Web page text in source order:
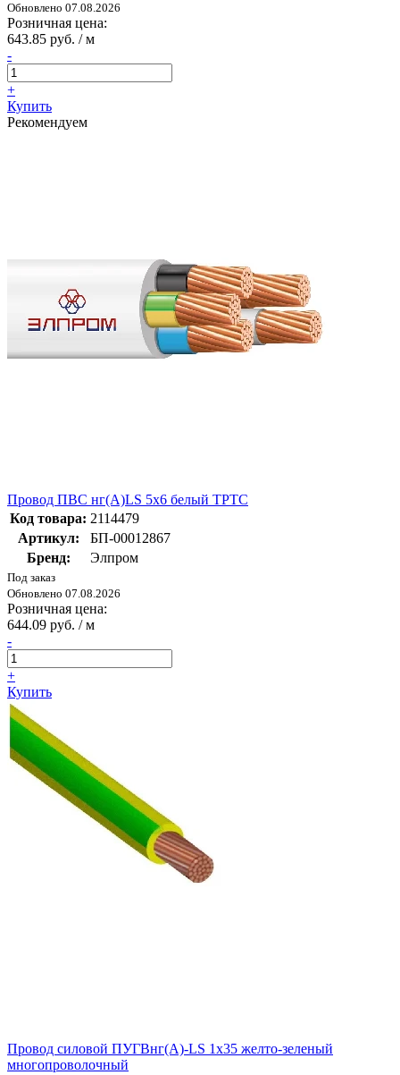
Обновлено 07.08.2026
Розничная цена:
643.85 руб. / м
-
+
Купить
Рекомендуем
Провод ПВС нг(А)LS 5х6 белый ТРТС
Код товара: 2114479
Артикул:
БП-00012867
Бренд:
Элпром
Под заказ
Обновлено 07.08.2026
Розничная цена:
644.09 руб. / м
-
+
Купить
Провод силовой ПУГВнг(А)-LS 1х35 желто-зеленый
многопроволочный